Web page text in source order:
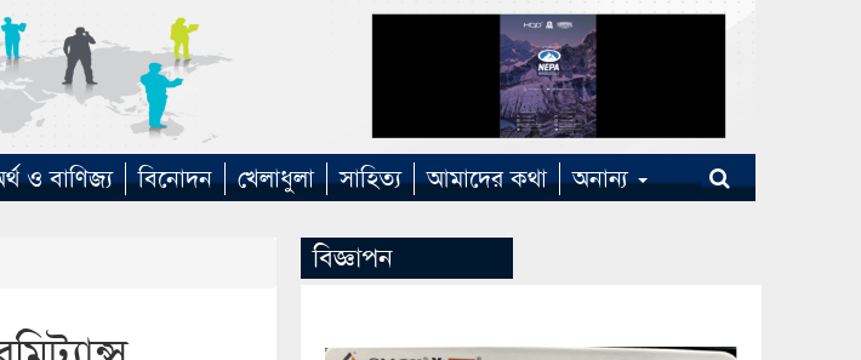
ও বাণিজ্য বিনোদন খেলাধুলা সাহিত্য আমাদের কথা অনান্য
বিজ্ঞাপন